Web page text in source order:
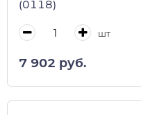
(0118)
шт
7 902 руб.